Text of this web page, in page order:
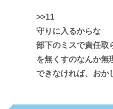
>>11
守りに入るからな
部下のミスで責任取
を無くすのなんか無
できなければ、おか